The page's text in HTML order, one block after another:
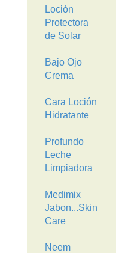
Loción
Protectora
de Solar
Bajo Ojo
Crema
Cara Loción
Hidratante
Profundo
Leche
Limpiadora
Medimix
Jabon...Skin
Care
Neem